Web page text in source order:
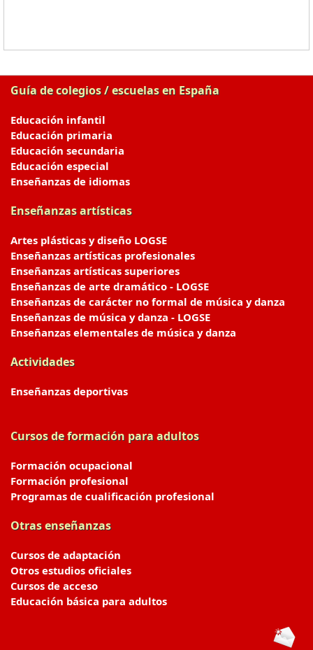
Guía de colegios / escuelas en España
Educación infantil
Educación primaria
Educación secundaria
Educación especial
Enseñanzas de idiomas
Enseñanzas artísticas
Artes plásticas y diseño LOGSE
Enseñanzas artísticas profesionales
Enseñanzas artísticas superiores
Enseñanzas de arte dramático - LOGSE
Enseñanzas de carácter no formal de música y danza
Enseñanzas de música y danza - LOGSE
Enseñanzas elementales de música y danza
Actividades
Enseñanzas deportivas
Cursos de formación para adultos
Formación ocupacional
Formación profesional
Programas de cualificación profesional
Otras enseñanzas
Cursos de adaptación
Otros estudios oficiales
Cursos de acceso
Educación básica para adultos